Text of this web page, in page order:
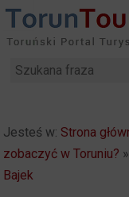
Jesteś w: Strona
zobaczyć w Toruniu? »
Bajek